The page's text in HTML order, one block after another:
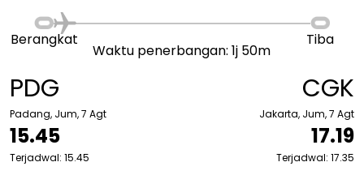
PDG
Padang, Jum, 7 Agt
15.45
Terjadwal: 15.45
Berangkat
Waktu penerbangan: 1j 50m
Tiba
CGK
Jakarta, Jum, 7 Agt
17.19
Terjadwal: 17.35